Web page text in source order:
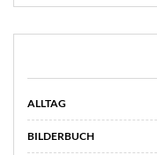
ALLTAG
BILDERBUCH